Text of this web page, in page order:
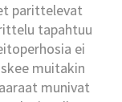
parittelevat
tapahtuu
ei
muitakin
munivat